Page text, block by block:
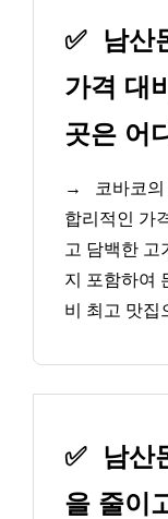
✅
남산
가격 대
곳은 어
→
코바코
합리적인 가
고 담백한 고
지 포함하여
비 최고 맛집
✅
남산
을 줄이